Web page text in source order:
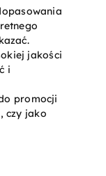
jakości
i
promocji
czy jako